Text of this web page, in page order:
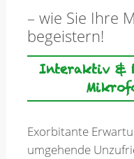
Unternehmen
News
– wie Sie Ihre
begeistern!
Interaktiv &
Exorbitante
umgehende